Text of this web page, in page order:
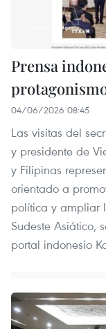
Prensa
04/06/2026 08:45
Las visitas del
y presidente de
y Filipinas
orientado a
política y ampliar
Sudeste Asiático,
portal indonesio